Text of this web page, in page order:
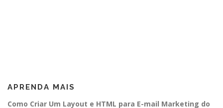
APRENDA MAIS
Como Criar Um Layout e HTML para E-mail Marketing do